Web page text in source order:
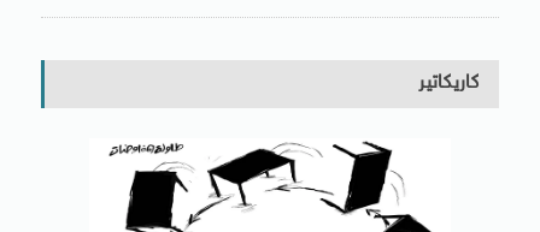
كاريكاتير